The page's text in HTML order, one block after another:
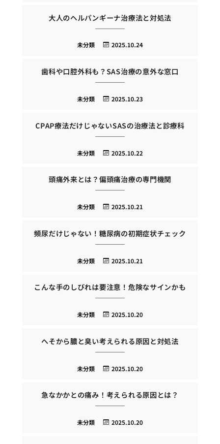
大人のヘルパンギーナ治療法と対処法
2025.10.24
未分類
歯科や口腔外科も？SAS治療の意外な窓口
2025.10.23
未分類
CPAP療法だけじゃないSASの治療法と診療科
2025.10.22
未分類
頭痛外来とは？偏頭痛治療の専門機関
2025.10.21
未分類
頻尿だけじゃない！糖尿病の初期症状チェック
2025.10.21
未分類
こんな手のしびれは要注意！危険なサインかも
2025.10.20
未分類
へそから膿と臭い考えられる原因と対処法
2025.10.20
未分類
急なかかとの痛み！考えられる原因とは？
2025.10.20
未分類